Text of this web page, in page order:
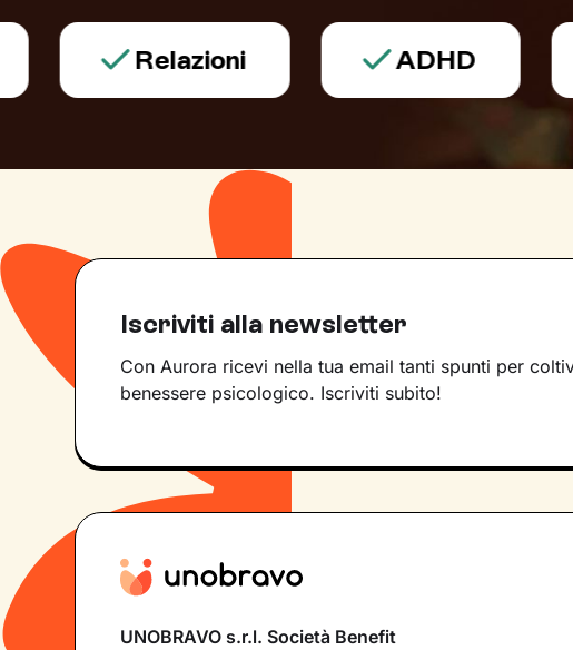
Relazioni ADHD
Iscriviti alla newsletter
Con Aurora ricevi nella tua email tanti spunti per
benessere psicologico. Iscriviti subito!
UNOBRAVO s.r.l. Società Benefit